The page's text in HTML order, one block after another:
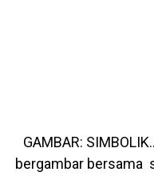
GAMBAR:
bergambar bersama